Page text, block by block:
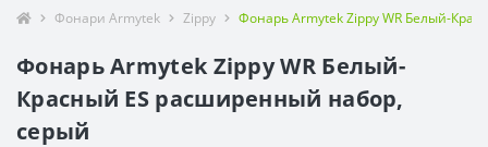
Фонари Armytek Zippy Фонарь Armytek Zippy WR Белый-
Фонарь Armytek Zippy WR Белый-
Красный ES расширенный набор,
серый